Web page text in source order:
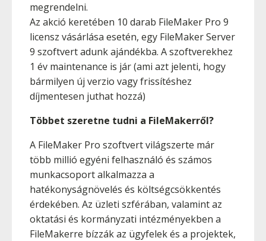
megrendelni.
Az akció keretében 10 darab FileMaker Pro 9
licensz vásárlása esetén, egy FileMaker Server
9 szoftvert adunk ajándékba. A szoftverekhez
1 év maintenance is jár (ami azt jelenti, hogy
bármilyen új verzio vagy frissítéshez
díjmentesen juthat hozzá)
Többet szeretne tudni a FileMakerről?
A FileMaker Pro szoftvert világszerte már
több millió egyéni felhasználó és számos
munkacsoport alkalmazza a
hatékonyságnövelés és költségcsökkentés
érdekében. Az üzleti szférában, valamint az
oktatási és kormányzati intézményekben a
FileMakerre bízzák az ügyfelek és a projektek,